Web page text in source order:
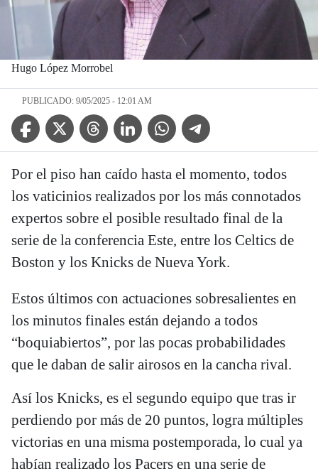
Hugo López Morrobel
PUBLICADO: 9/05/2025 - 12:01 AM
Facebook IconTwitter IconThreads IconLinkedin IconWhatsApp IconTelegram Icon
Por el piso han caído hasta el momento, todos
los vaticinios realizados por los más connotados
expertos sobre el posible resultado final de la
serie de la conferencia Este, entre los Celtics de
Boston y los Knicks de Nueva York.
Estos últimos con actuaciones sobresalientes en
los minutos finales están dejando a todos
“boquiabiertos”, por las pocas probabilidades
que le daban de salir airosos en la cancha rival.
Así los Knicks, es el segundo equipo que tras ir
perdiendo por más de 20 puntos, logra múltiples
victorias en una misma postemporada, lo cual ya
habían realizado los Pacers en una serie de